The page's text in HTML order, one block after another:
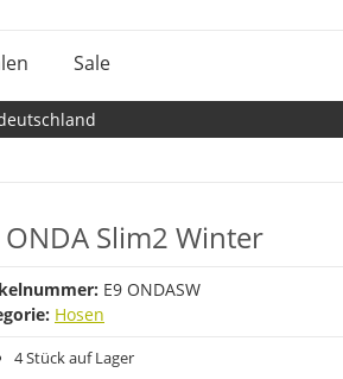
Sale
ONDA Slim2 Winter
E9 ONDASW
Hosen
4 Stück auf Lager